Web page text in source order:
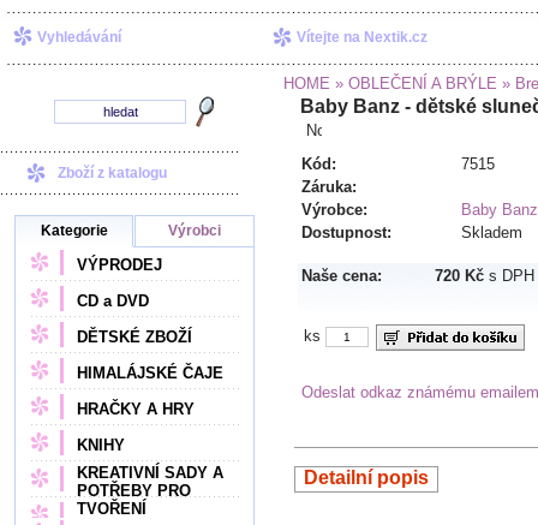
Vyhledávání Vítejte na Nextik.cz
Zboží z katalogu
Kategorie Výrobci
VÝPRODEJ
CD a DVD
DĚTSKÉ ZBOŽÍ
HIMALÁJSKÉ ČAJE
HRAČKY A HRY
KNIHY
KREATIVNÍ SADY A
POTŘEBY PRO
TVOŘENÍ
HOME » OBLEČENÍ A BRÝLE »
Baby Banz - dětské
Kód:
7515
Záruka:
Výrobce:
Baby Banz
Dostupnost:
Skladem
Naše cena: 720 Kč s DPH
ks
Odeslat odkaz známému emailem
Detailní popis